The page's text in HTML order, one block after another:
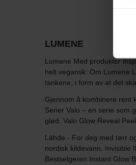
LUMENE
Lumene Med produkter
helt vegansk. Om Lumene
tankene, i form av at det
Gjennom å kombinere rent
Serier Valo – en serie som
glød. Valo Glow Reveal
Lähde - For deg med tørr
nordisk kildevann. Invisible
Bestselgeren Instant Glow